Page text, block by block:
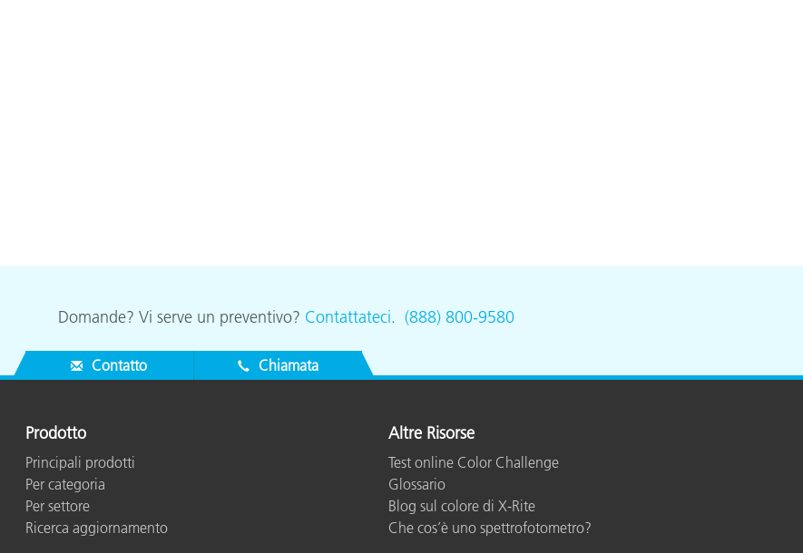
Domande? Vi serve un preventivo? Contattateci. (888) 800-9580
Contatto Chiamata
Prodotto
Principali prodotti
Per categoria
Per settore
Ricerca aggiornamento
Altre Risorse
Test online Color Challenge
Glossario
Blog sul colore di X-Rite
Che cos’è uno spettrofotometro?